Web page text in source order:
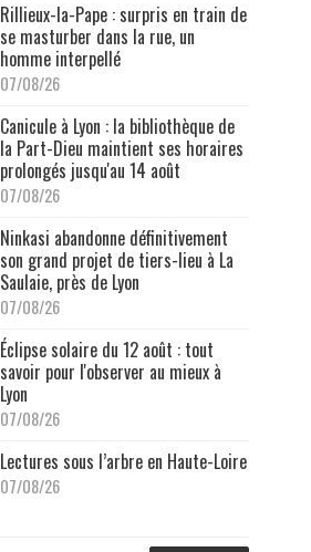
Rillieux-la-Pape : surpris en train de
se masturber dans la rue, un
homme interpellé
07/08/26
Canicule à Lyon : la bibliothèque de
la Part-Dieu maintient ses horaires
prolongés jusqu'au 14 août
07/08/26
Ninkasi abandonne définitivement
son grand projet de tiers-lieu à La
Saulaie, près de Lyon
07/08/26
Éclipse solaire du 12 août : tout
savoir pour l'observer au mieux à
Lyon
07/08/26
Lectures sous l’arbre en Haute-Loire
07/08/26